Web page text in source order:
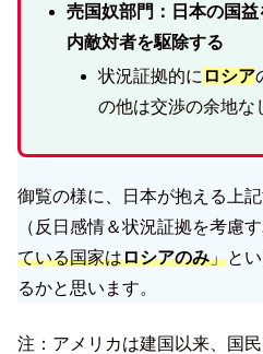
売国奴部門：日本の国
内敵対者を駆除する
状況証拠的に ロシア
の他は交渉の余地な
御覧の様に、日本が抱える上
（反日感情＆状況証拠を考慮す
ている国家はロシアのみ」と
るかと思います。
注：アメリカは建国以来、国